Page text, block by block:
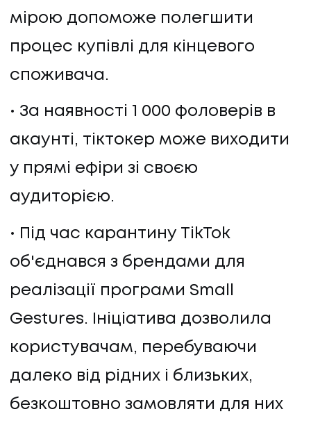
мірою допоможе полегшити
процес купівлі для кінцевого
споживача.
За наявності 1 000 фоловерів в
акаунті, тіктокер може виходити
у прямі ефіри зі своєю
аудиторією.
Під час карантину TikTok
об'єднався з брендами для
реалізації програми Small
Gestures. Ініціатива дозволила
користувачам, перебуваючи
далеко від рідних і близьких,
безкоштовно замовляти для них